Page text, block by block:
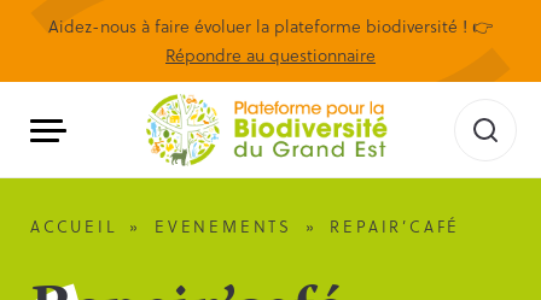
Aidez-nous à faire évoluer la plateforme biodiversité ! 👉
Répondre au questionnaire
ACCUEIL » EVENEMENTS » REPAIR’CAFÉ